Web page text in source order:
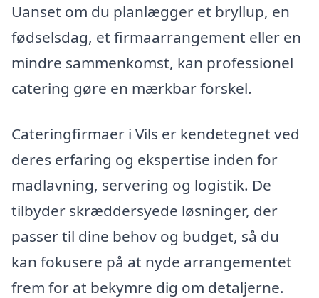
Uanset om du planlægger et bryllup, en
fødselsdag, et firmaarrangement eller en
mindre sammenkomst, kan professionel
catering gøre en mærkbar forskel.
Cateringfirmaer i Vils er kendetegnet ved
deres erfaring og ekspertise inden for
madlavning, servering og logistik. De
tilbyder skræddersyede løsninger, der
passer til dine behov og budget, så du
kan fokusere på at nyde arrangementet
frem for at bekymre dig om detaljerne.